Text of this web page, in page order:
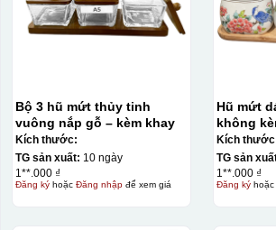
khác nhau, độ bền cao, có thể in trên
phù hợp cho sản xuất số lượng lớn,
Kiểu hộp:
Hộp xi lót lụa
Hộp xi ấm chén
Bộ 3 hũ mứt thủy tinh
vuông nắp gỗ – kèm khay
Kích thước:
TG sản xuất: 10 ngày
1**.000 ₫
Đăng kýhoặc Đăng nhậpđể xem giá
Hũ mứt
không
Kích
TG sản
1**.000 ₫
Đăng kýhoặc